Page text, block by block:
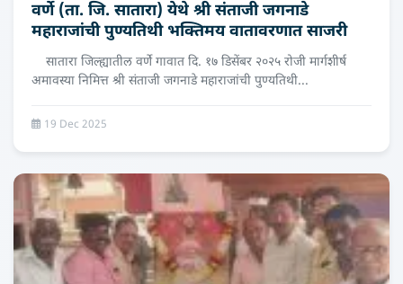
वर्णे (ता. जि. सातारा) येथे श्री संताजी जगनाडे
महाराजांची पुण्यतिथी भक्तिमय वातावरणात साजरी
सातारा जिल्ह्यातील वर्णे गावात दि. १७ डिसेंबर २०२५ रोजी मार्गशीर्ष
अमावस्या निमित्त श्री संताजी जगनाडे महाराजांची पुण्यतिथी...
19 Dec 2025